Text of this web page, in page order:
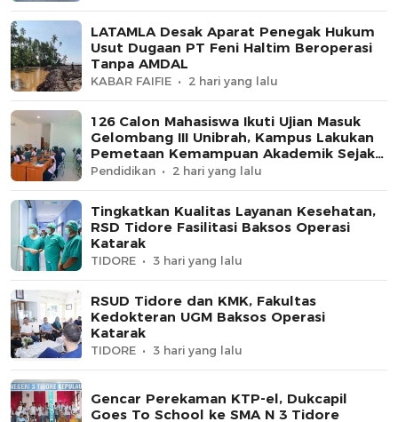
LATAMLA Desak Aparat Penegak Hukum
Usut Dugaan PT Feni Haltim Beroperasi
Tanpa AMDAL
KABAR FAIFIE 2 hari yang lalu
126 Calon Mahasiswa Ikuti Ujian Masuk
Gelombang III Unibrah, Kampus Lakukan
Pemetaan Kemampuan Akademik Sejak
Awal
Pendidikan 2 hari yang lalu
Tingkatkan Kualitas Layanan Kesehatan,
RSD Tidore Fasilitasi Baksos Operasi
Katarak
TIDORE 3 hari yang lalu
RSUD Tidore dan KMK, Fakultas
Kedokteran UGM Baksos Operasi
Katarak
TIDORE 3 hari yang lalu
Gencar Perekaman KTP-el, Dukcapil
Goes To School ke SMA N 3 Tidore